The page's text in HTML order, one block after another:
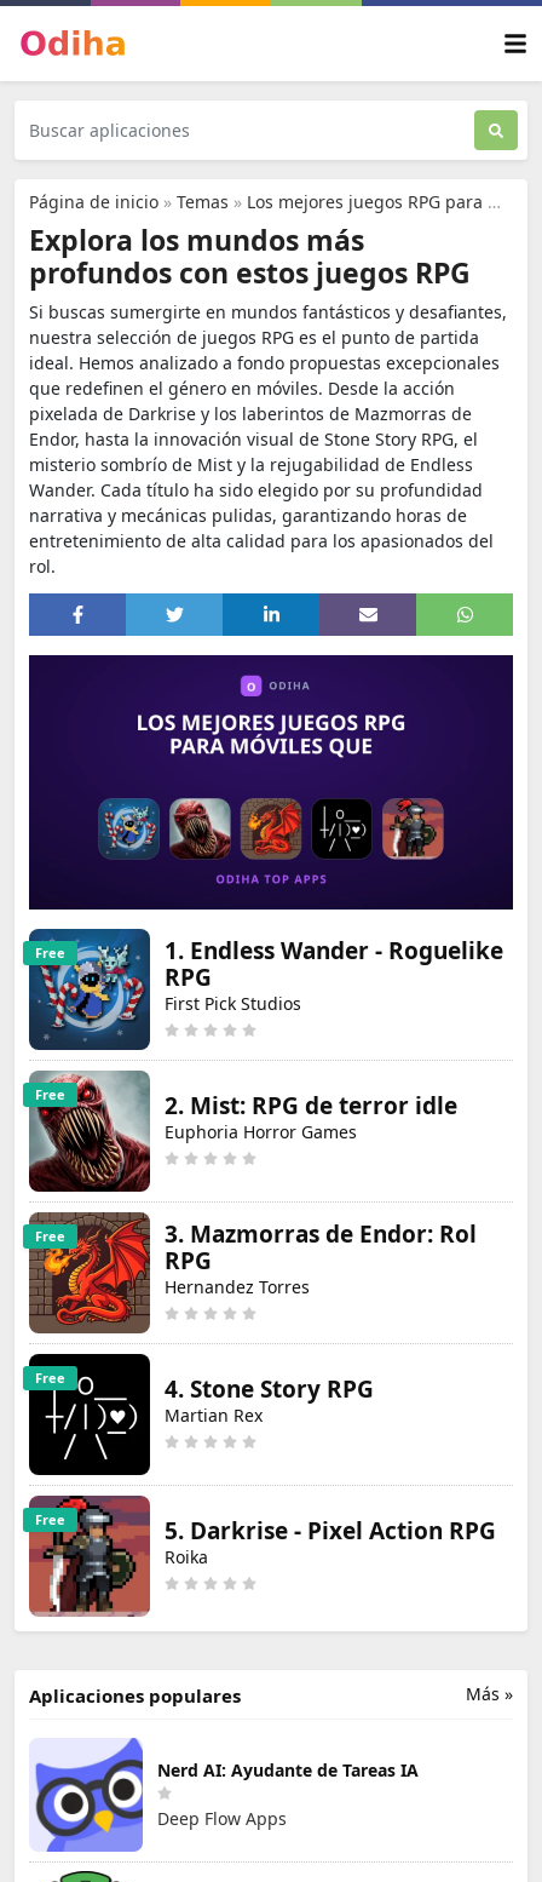
Página de inicio » Temas » Los mejores juegos RPG para móviles que recomendamos hoy
Explora los mundos más
profundos con estos juegos RPG
Si buscas sumergirte en mundos fantásticos y desafiantes,
nuestra selección de juegos RPG es el punto de partida
ideal. Hemos analizado a fondo propuestas excepcionales
que redefinen el género en móviles. Desde la acción
pixelada de Darkrise y los laberintos de Mazmorras de
Endor, hasta la innovación visual de Stone Story RPG, el
misterio sombrío de Mist y la rejugabilidad de Endless
Wander. Cada título ha sido elegido por su profundidad
narrativa y mecánicas pulidas, garantizando horas de
entretenimiento de alta calidad para los apasionados del
rol.
Free
1. Endless Wander - Roguelike
RPG
First Pick Studios
Free 2. Mist: RPG de terror idle
Euphoria Horror Games
Free
3. Mazmorras de Endor: Rol
RPG
Hernandez Torres
Free 4. Stone Story RPG
Martian Rex
Free 5. Darkrise - Pixel Action RPG
Roika
Más »
Aplicaciones populares
Nerd AI: Ayudante de Tareas IA
Deep Flow Apps